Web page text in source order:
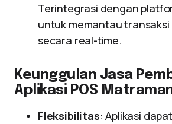
Terintegrasi dengan
untuk memantau
secara real-time.
Keunggulan Jasa
Aplikasi POS
Fleksibilitas: Aplikasi